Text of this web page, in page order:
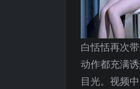
白恬恬再次
动作都充满
目光。视频